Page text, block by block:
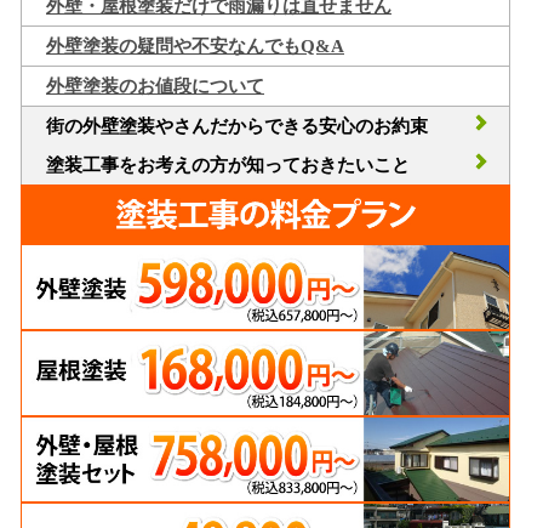
外壁・屋根塗装だけで雨漏りは直せません
外壁塗装の疑問や不安なんでもQ&A
外壁塗装のお値段について
街の外壁塗装やさんだからできる安心のお約束
塗装工事をお考えの方が知っておきたいこと